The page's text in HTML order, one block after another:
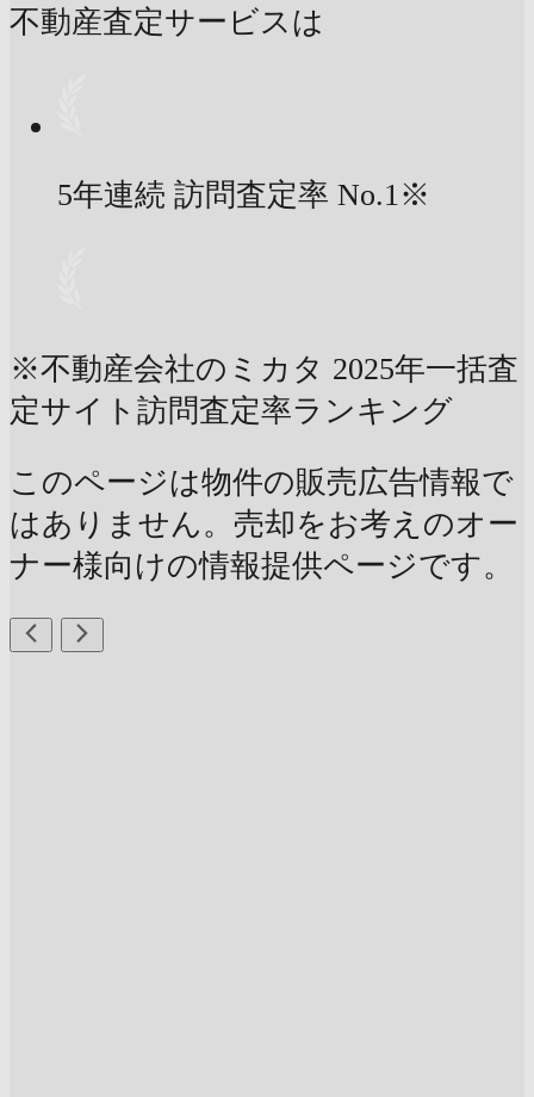
不動産査定サービスは
5年連続 訪問査定率 No.1※
※不動産会社のミカタ 2025年一括査
定サイト訪問査定率ランキング
このページは物件の販売広告情報で
はありません。売却をお考えのオー
ナー様向けの情報提供ページです。